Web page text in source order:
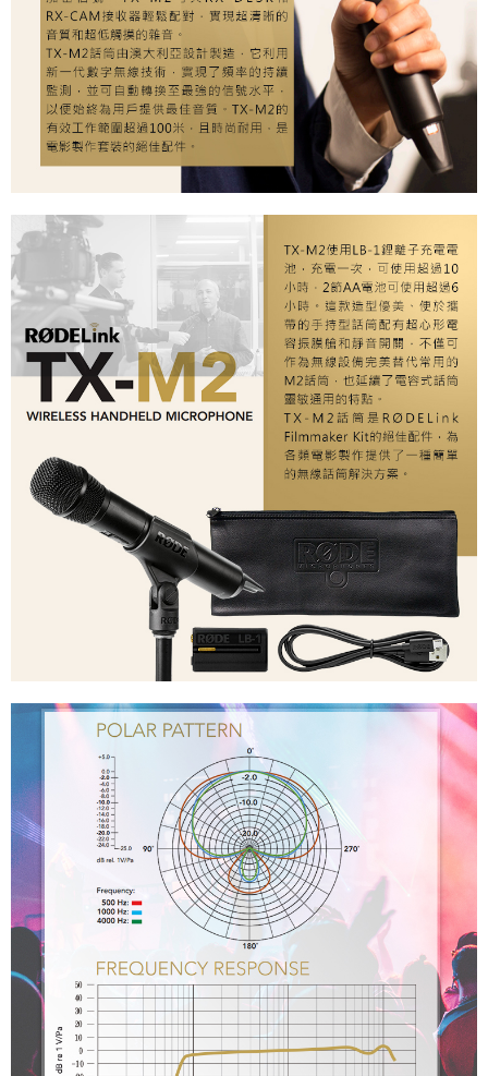
４．使用「AFTEE先享後付」時，將依據個別帳號之用戶狀況，依本公司即
時審查核予不同之上限額度；若仍有額度不足之情形，本公司將視審查結果
請求用戶進行身份認證。
５．嚴禁一人註冊多個帳號或使用他人資訊註冊。若發現惡意使用之情形，
恩沛科技股份有限公司將有權停止該用戶之使用額度並採取法律行動。